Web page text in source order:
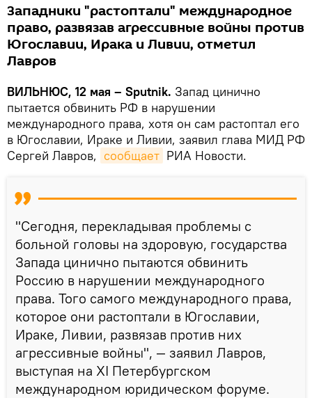
Западники "растоптали" международное
право, развязав агрессивные войны против
Югославии, Ирака и Ливии, отметил
Лавров
ВИЛЬНЮС, 12 мая – Sputnik. Запад цинично
пытается обвинить РФ в нарушении
международного права, хотя он сам растоптал его
в Югославии, Ираке и Ливии, заявил глава МИД РФ
Сергей Лавров, сообщает РИА Новости.
"Сегодня, перекладывая проблемы с
больной головы на здоровую, государства
Запада цинично пытаются обвинить
Россию в нарушении международного
права. Того самого международного права,
которое они растоптали в Югославии,
Ираке, Ливии, развязав против них
агрессивные войны", — заявил Лавров,
выступая на XI Петербургском
международном юридическом форуме.